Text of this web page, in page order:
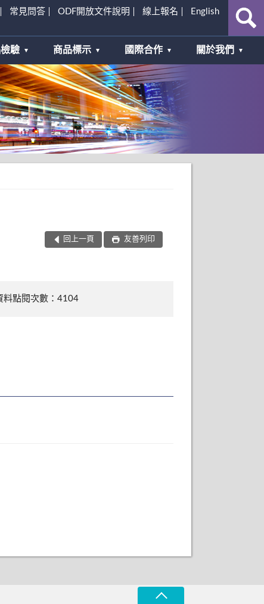
常見問答 ODF開放文件說明 線上報名 English
驗 商品標示 國際合作 關於我們
回上一頁 友善列印
料點閱次數：4104